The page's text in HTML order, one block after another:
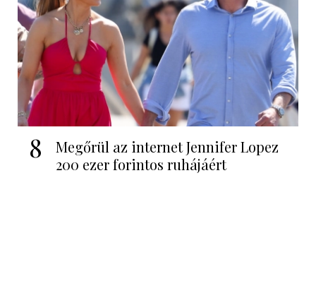
8
Megőrül az internet Jennifer Lopez
200 ezer forintos ruhájáért